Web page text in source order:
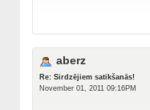
aberz
Re: Sirdzējiem satikšanās!
November 01, 2011 09:16PM